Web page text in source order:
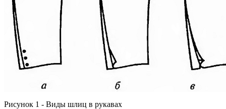
Рисунок 1 - Виды шлиц в рукавах